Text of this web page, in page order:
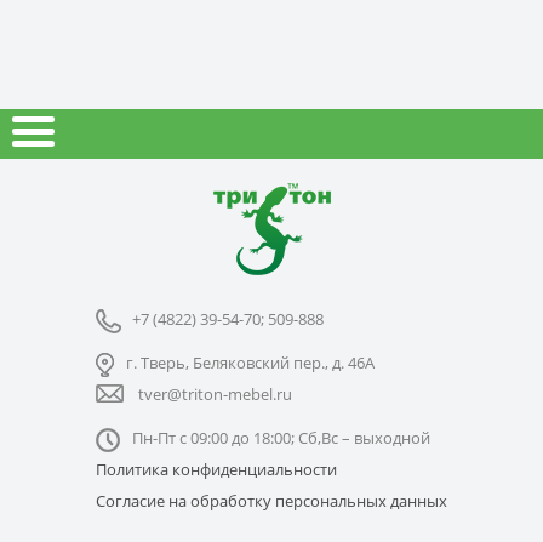
+7 (4822) 39-54-70; 509-888
г. Тверь, Беляковский пер., д. 46А
tver@triton-mebel.ru
Пн-Пт с 09:00 до 18:00; Сб,Вс – выходной
Политика конфиденциальности
Согласие на обработку персональных данных